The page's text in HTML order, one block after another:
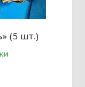
(5 шт.)